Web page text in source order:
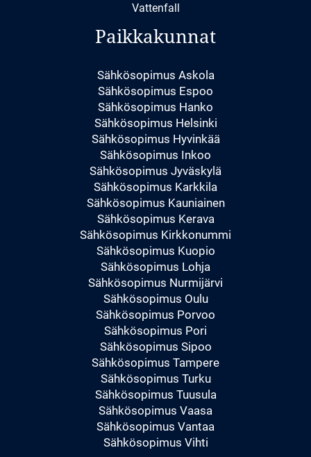
Vattenfall
Paikkakunnat
Sähkösopimus Askola
Sähkösopimus Espoo
Sähkösopimus Hanko
Sähkösopimus Helsinki
Sähkösopimus Hyvinkää
Sähkösopimus Inkoo
Sähkösopimus Jyväskylä
Sähkösopimus Karkkila
Sähkösopimus Kauniainen
Sähkösopimus Kerava
Sähkösopimus Kirkkonummi
Sähkösopimus Kuopio
Sähkösopimus Lohja
Sähkösopimus Nurmijärvi
Sähkösopimus Oulu
Sähkösopimus Porvoo
Sähkösopimus Pori
Sähkösopimus Sipoo
Sähkösopimus Tampere
Sähkösopimus Turku
Sähkösopimus Tuusula
Sähkösopimus Vaasa
Sähkösopimus Vantaa
Sähkösopimus Vihti